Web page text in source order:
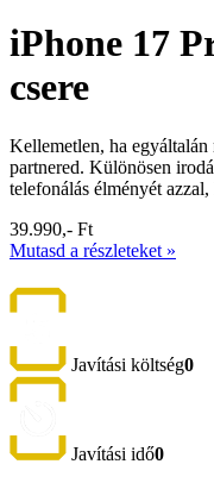
iPhone 17
csere
Kellemetlen, ha
partnered. Különösen
telefonálás élményét
39.990,- Ft
Mutasd a részleteket »
Javítási költség0
Javítási idő0